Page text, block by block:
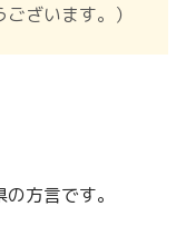
ざいます。）
方言です。